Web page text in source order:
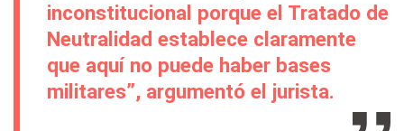
inconstitucional porque el Tratado de
Neutralidad establece claramente
que aquí no puede haber bases
militares”, argumentó el jurista.